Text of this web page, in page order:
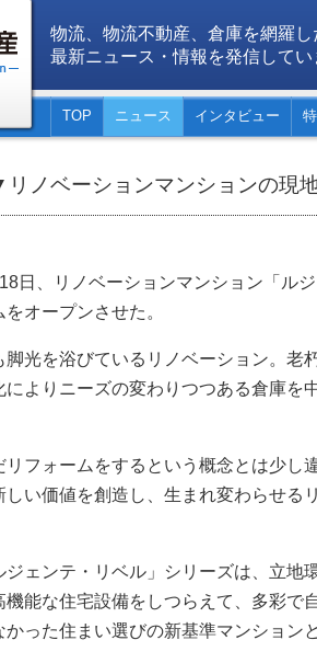
物流、物流不動産、倉庫を網羅し
最新ニュース・情報を発信してい
TOP ニュース インタビュー
ノベーションマンションの現
日、リノベーションマンション「ル
オープンさせた。
脚光を浴びているリノベーション。老
によりニーズの変わりつつある倉庫を
リフォームをするという概念とは少し
しい価値を創造し、生まれ変わらせる
ジェンテ・リベル」シリーズは、立地
機能な住宅設備をしつらえて、多彩で
かった住まい選びの新基準マンション